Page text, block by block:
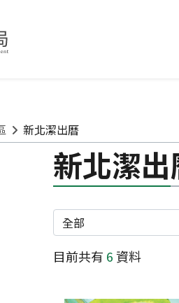
的兒少或孕婦。
新北潔出曆
新北潔出
分類
目前共有 6資料